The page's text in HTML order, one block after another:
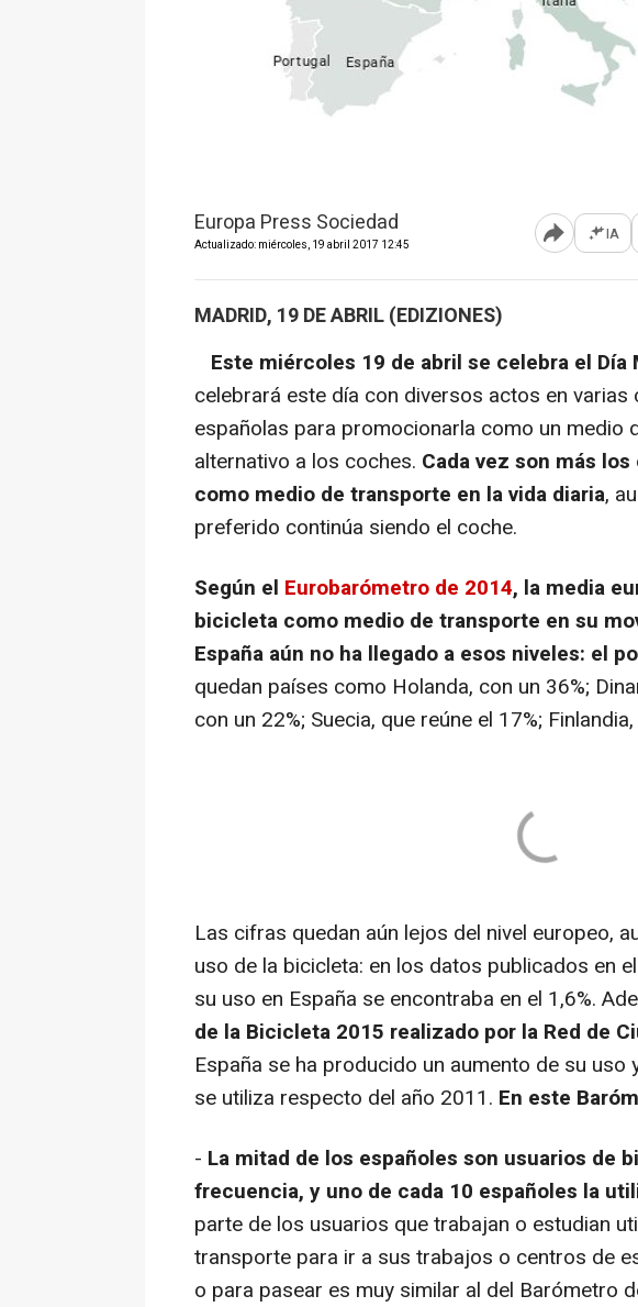
Europa Press Sociedad
Actualizado: miércoles, 19 abril 2017 12:45 Abrir IA
MADRID, 19 DE ABRIL (EDIZIONES)
Este miércoles 19 de abril se celebra el
celebrará este día con diversos actos en varias
españolas para promocionarla como un medio
alternativo a los coches. Cada vez son más
como medio de transporte en la vida diaria,
preferido continúa siendo el coche.
Según el Eurobarómetro de 2014, la media
bicicleta como medio de transporte en su
España aún no ha llegado a esos niveles: el
quedan países como Holanda, con un 36%;
con un 22%; Suecia, que reúne el 17%;
Las cifras quedan aún lejos del nivel europeo,
uso de la bicicleta: en los datos publicados en
su uso en España se encontraba en el 1,6%.
de la Bicicleta 2015 realizado por la Red de
España se ha producido un aumento de su uso
se utiliza respecto del año 2011. En este
- La mitad de los españoles son usuarios de
frecuencia, y uno de cada 10 españoles la
parte de los usuarios que trabajan o estudian
transporte para ir a sus trabajos o centros de
o para pasear es muy similar al del Barómetro